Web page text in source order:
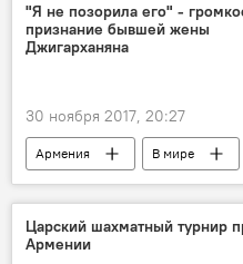
"Я не позорила его" -
признание бывшей жены
Джигарханяна
30 ноября 2017, 20:27
Армения
В мире
Драма в семье Армена
Царский шахматный турнир
Армении